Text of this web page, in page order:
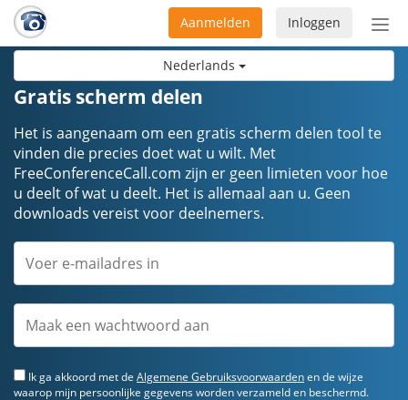
Nederlands
Inloggen
Aanmelden
Gratis scherm delen
Het is aangenaam om een gratis scherm delen tool te
vinden die precies doet wat u wilt. Met
FreeConferenceCall.com zijn er geen limieten voor hoe
u deelt of wat u deelt. Het is allemaal aan u. Geen
downloads vereist voor deelnemers.
Ik ga akkoord met de Algemene Gebruiksvoorwaardenen de wijze
waarop mijn persoonlijke gegevens worden verzameld en beschermd.